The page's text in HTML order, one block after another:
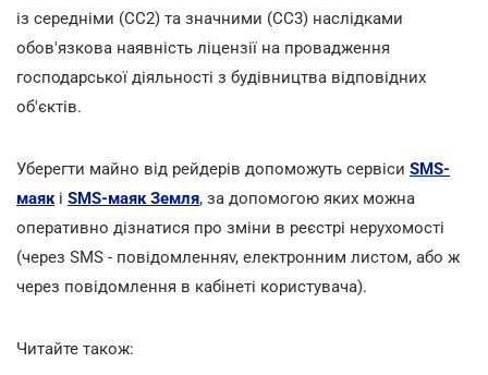
із середніми (СС2) та значними (СС3) наслідками
обов'язкова наявність ліцензії на провадження
господарської діяльності з будівництва відповідних
об'єктів.
Уберегти майно від рейдерів допоможуть сервіси SMS-
маякі SMS-маяк Земля, за допомогою яких можна
оперативно дізнатися про зміни в реєстрі нерухомості
(через SMS - повідомленняv, електронним листом, або ж
через повідомлення в кабінеті користувача).
Читайте також: